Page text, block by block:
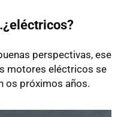
perspectivas, ese
motores eléctricos se
os próximos años.